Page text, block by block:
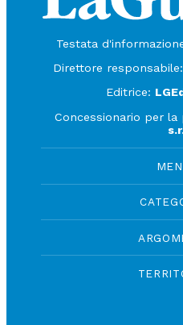
Testata
Direttore responsabile:
Editrice:
Concessionario per la